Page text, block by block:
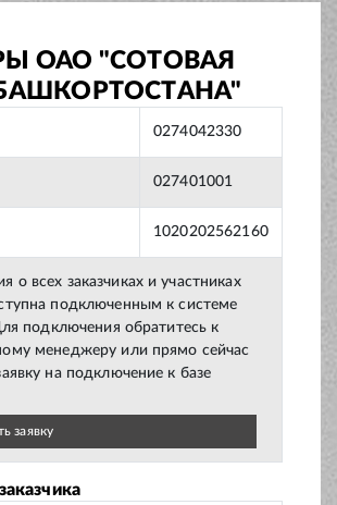
ОАО "СОТОВАЯ
0274042330
027401001
1020202562160
о всех заказчиках и участниках
подключенным к системе
подключения обратитесь к
менеджеру или прямо сейчас
на подключение к базе
заявку